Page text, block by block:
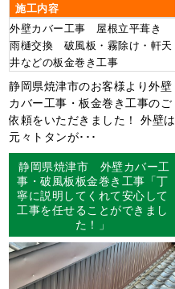
施工内容
外壁カバー工事 屋根立平葺き
雨樋交換 破風板・霧除け・軒天
井などの板金巻き工事
静岡県焼津市のお客様より外壁
カバー工事・板金巻き工事のご
依頼をいただきました！ 外壁は
元々トタンが･･･
静岡県焼津市 外壁カバー工
事・破風板板金巻き工事「丁
寧に説明してくれて安心して
工事を任せることができまし
た！」